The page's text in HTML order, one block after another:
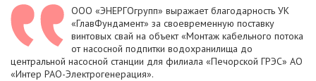
ООО «ЭНЕРГОгрупп» выражает благодарность УК
«ГлавФундамент» за своевременную поставку
винтовых свай на объект «Монтаж кабельного потока
от насосной подпитки водохранилища до
центральной насосной станции для филиала «Печорской ГРЭС» АО
«Интер РАО-Электрогенерация».